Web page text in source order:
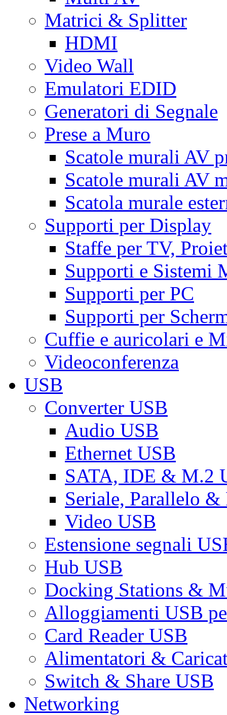
Matrici & Splitter
HDMI
Video Wall
Emulatori EDID
Generatori di Segnale
Prese a Muro
Scatole murali AV
Scatole murali AV
Scatola murale
Supporti per Display
Staffe per TV,
Supporti e Sistemi
Supporti per PC
Supporti per
Cuffie e auricolari e
Videoconferenza
USB
Converter USB
Audio USB
Ethernet USB
SATA, IDE & M.2
Seriale, Parallelo &
Video USB
Estensione segnali
Hub USB
Docking Stations &
Alloggiamenti USB
Card Reader USB
Alimentatori &
Switch & Share USB
Networking